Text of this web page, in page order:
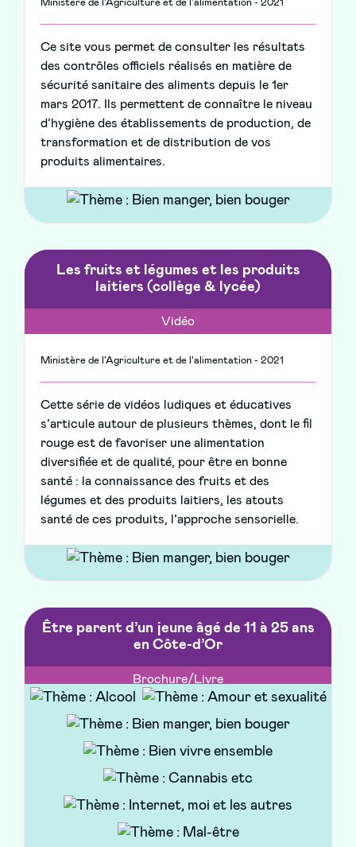
Ministère de l'Agriculture et de l'alimentation - 2021
Ce site vous permet de consulter les résultats
des contrôles officiels réalisés en matière de
sécurité sanitaire des aliments depuis le 1er
mars 2017. Ils permettent de connaître le niveau
d’hygiène des établissements de production, de
transformation et de distribution de vos
produits alimentaires.
Les fruits et légumes et les produits
laitiers (collège & lycée)
Vidéo
Ministère de l'Agriculture et de l'alimentation - 2021
Cette série de vidéos ludiques et éducatives
s’articule autour de plusieurs thèmes, dont le fil
rouge est de favoriser une alimentation
diversifiée et de qualité, pour être en bonne
santé : la connaissance des fruits et des
légumes et des produits laitiers, les atouts
santé de ces produits, l’approche sensorielle.
Être parent d’un jeune âgé de 11 à 25 ans
en Côte-d’Or
Brochure/Livre
Maison des adolescents 21 / Promotion Santé BFC - 2021
des ressources pour vous accompagner dans le
développement de votre ado, répondre à vos
interrogations et vous orienter vers les
professionnels de Côte-d'Or en cas de difficulté.